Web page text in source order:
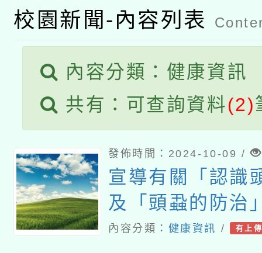
校園新聞-內容列表
內容分類：健康資訊
共有：可查詢資料(2)
發佈時間：2024-10-09 /
宣導有關「認識
及「頭蝨的防治
詳如說明
內容分類： 健康資訊 / 有上